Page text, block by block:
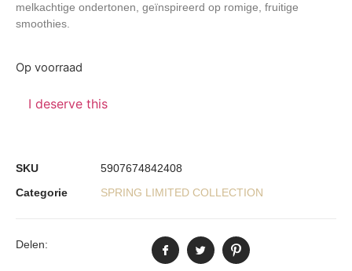
melkachtige ondertonen, geïnspireerd op romige, fruitige
smoothies.
Op voorraad
I deserve this
SKU
5907674842408
Categorie
SPRING LIMITED COLLECTION
Delen: